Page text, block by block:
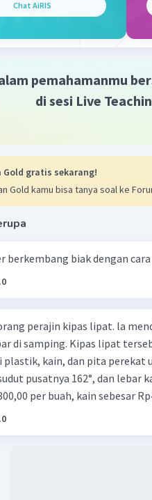
Chat AiRIS
pemahamanmu
di sesi Live
Gold gratis sekarang!
Gold kamu bisa tanya soal ke
berkembang biak dengan cara
perajin kipas lipat. la
di samping. Kipas lipat
plastik, kain, dan pita perekat
pusatnya 162°, dan lebar
per buah, kain sebesar
tersebut dijual dengan
yang diperoleh Bu Ambar.